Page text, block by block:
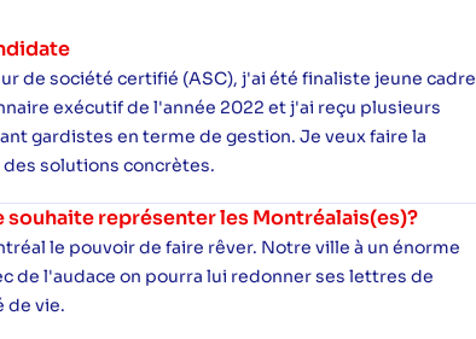
de société certifié (ASC), j'ai été finaliste jeune cadre
exécutif de l'année 2022 et j'ai reçu plusieurs
gardistes en terme de gestion. Je veux faire la
solutions concrètes.
représenter les Montréalais(es)?
le pouvoir de faire rêver. Notre ville à un énorme
de l'audace on pourra lui redonner ses lettres de
de vie.